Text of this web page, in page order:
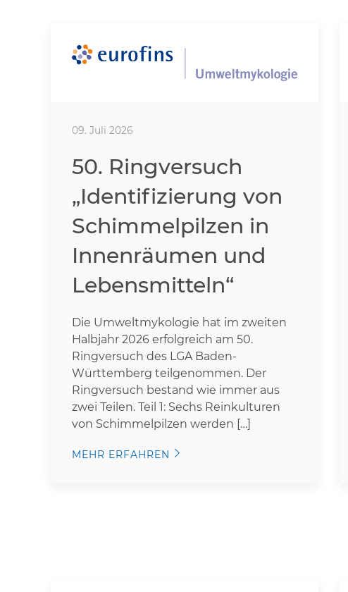
09. Juli 2026
50. Ringversuch
„Identifizierung von
Schimmelpilzen in
Innenräumen und
Lebensmitteln“
Die Umweltmykologie hat im zweiten
Halbjahr 2026 erfolgreich am 50.
Ringversuch des LGA Baden-
Württemberg teilgenommen. Der
Ringversuch bestand wie immer aus
zwei Teilen. Teil 1: Sechs Reinkulturen
von Schimmelpilzen werden […]
MEHR ERFAHREN